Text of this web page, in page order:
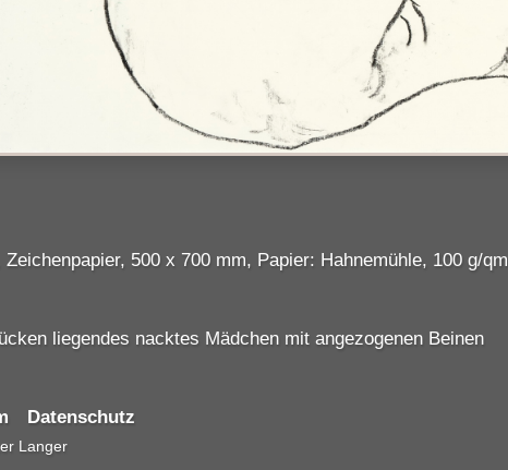
Zeichenpapier, 500 x 700 mm, Papier: Hahnemühle, 100 g/qm
liegendes nacktes Mädchen mit angezogenen Beinen
Datenschutz
Langer